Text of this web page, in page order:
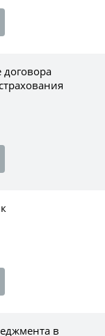
договора
в